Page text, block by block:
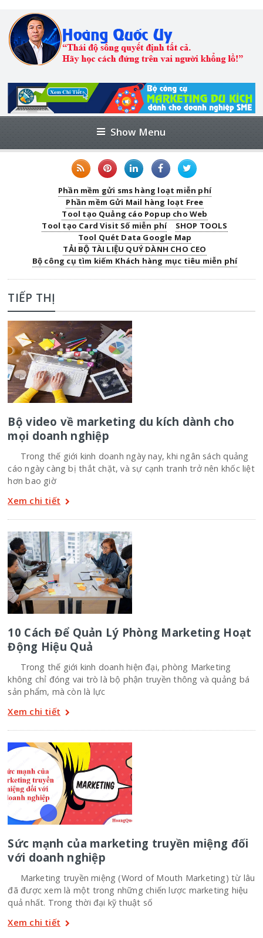
Show Menu
Phần mềm gửi sms hàng loạt miễn phí
Phần mềm Gửi Mail hàng loạt Free
Tool tạo Quảng cáo Popup cho Web
Tool tạo Card Visit Số miễn phí
SHOP TOOLS
Tool Quét Data Google Map
TẢI BỘ TÀI LIỆU QUÝ DÀNH CHO CEO
Bộ công cụ tìm kiếm Khách hàng mục tiêu miễn phí
TIẾP THỊ
Bộ video về marketing du kích dành cho
mọi doanh nghiệp
Trong thế giới kinh doanh ngày nay, khi ngân sách quảng
cáo ngày càng bị thắt chặt, và sự cạnh tranh trở nên khốc liệt
hơn bao giờ
Xem chi tiết
10 Cách Để Quản Lý Phòng Marketing Hoạt
Động Hiệu Quả
Trong thế giới kinh doanh hiện đại, phòng Marketing
không chỉ đóng vai trò là bộ phận truyền thông và quảng bá
sản phẩm, mà còn là lực
Xem chi tiết
Sức mạnh của marketing truyền miệng đối
với doanh nghiệp
Marketing truyền miệng (Word of Mouth Marketing) từ lâu
đã được xem là một trong những chiến lược marketing hiệu
quả nhất. Trong thời đại kỹ thuật số
Xem chi tiết